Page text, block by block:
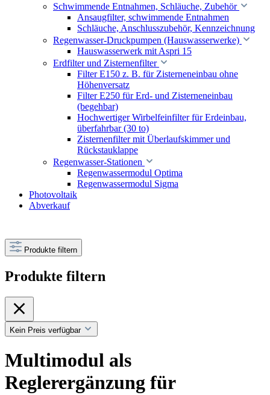
Schwimmende Entnahmen, Schläuche, Zubehör
Ansaugfilter, schwimmende Entnahmen
Schläuche, Anschlusszubehör, Kennzeichnung
Regenwasser-Druckpumpen (Hauswasserwerke)
Hauswasserwerk mit Aspri 15
Erdfilter und Zisternenfilter
Filter E150 z. B. für Zisterneneinbau ohne
Höhenversatz
Filter E250 für Erd- und Zisterneneinbau
(begehbar)
Hochwertiger Wirbelfeinfilter für Erdeinbau,
überfahrbar (30 to)
Zisternenfilter mit Überlaufskimmer und
Rückstauklappe
Regenwasser-Stationen
Regenwassermodul Optima
Regenwassermodul Sigma
Photovoltaik
Abverkauf
Produkte filtern
Produkte filtern
Kein Preis verfügbar
Multimodul als
Reglerergänzung für